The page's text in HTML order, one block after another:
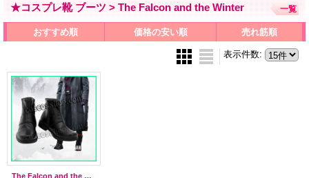
★コスプレ靴 ブーツ > The Falcon and the Winter 一覧
おすすめ順 価格の安い順 売れ筋順
表示件数:
The Falcon and the Winter Soldier風 ●コスプレ靴 ブーツ